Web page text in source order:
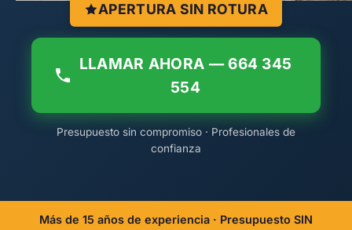
APERTURA SIN ROTURA
LLAMAR AHORA — 664 345
554
Presupuesto sin compromiso · Profesionales de
confianza
Más de 15 años de experiencia · Presupuesto SIN